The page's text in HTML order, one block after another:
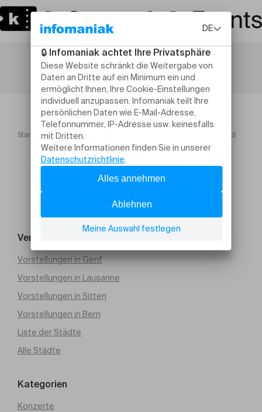
Startseite DAVODKA (live, FR, hip hop), SENTIN'L (live, hip hop)
Veranstaltung suchen
Vorstellungen in Genf
Vorstellungen in Lausanne
Vorstellungen in Sitten
Vorstellungen in Bern
Liste der Städte
Alle Städte
Kategorien
Konzerte